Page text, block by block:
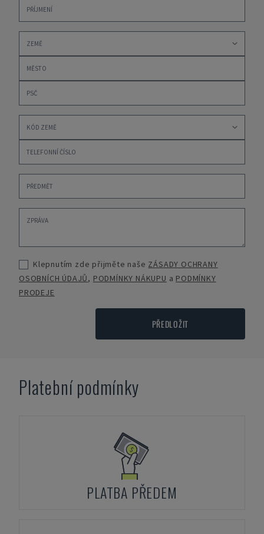
Klepnutím zde přijměte naše ZÁSADY OCHRANY
OSOBNÍCH ÚDAJŮ, PODMÍNKY NÁKUPU a PODMÍNKY
PRODEJE
PŘEDLOŽIT
Platební podmínky
PLATBA PŘEDEM